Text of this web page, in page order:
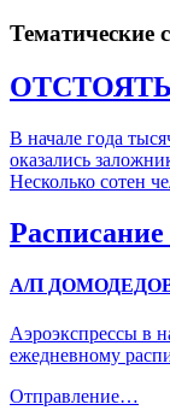
Тематические
ОТСТОЯТЬ
В начале года
оказались
Несколько сотен
Расписание
А/П
Аэроэкспрессы в
ежедневному
Отправление…